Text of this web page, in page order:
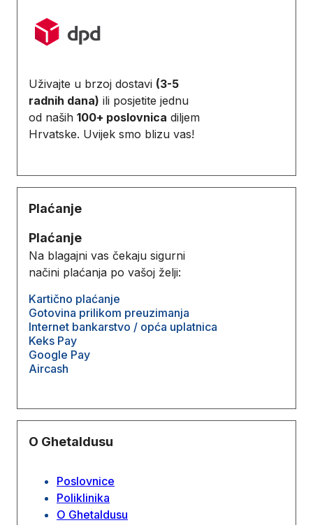
Uživajte u brzoj dostavi (3-5
radnih dana) ili posjetite jednu
od naših 100+ poslovnica diljem
Hrvatske. Uvijek smo blizu vas!
Plaćanje
Plaćanje
Na blagajni vas čekaju sigurni
načini plaćanja po vašoj želji:
Kartično plaćanje
Gotovina prilikom preuzimanja
Internet bankarstvo / opća uplatnica
Keks Pay
Google Pay
Aircash
O Ghetaldusu
Poslovnice
Poliklinika
O Ghetaldusu